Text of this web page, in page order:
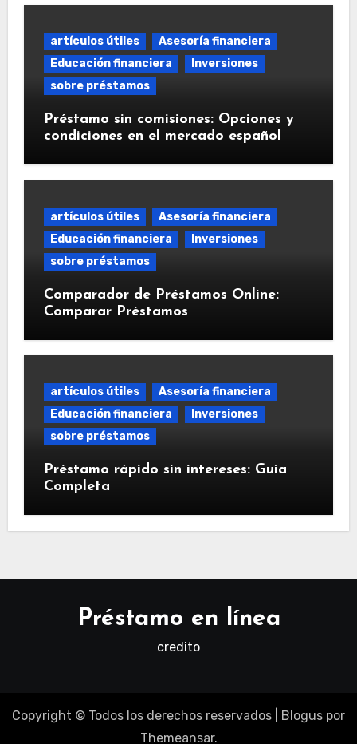
artículos útiles
Asesoría financiera
Educación financiera
Inversiones
sobre préstamos
Préstamo sin comisiones: Opciones y
condiciones en el mercado español
artículos útiles
Asesoría financiera
Educación financiera
Inversiones
sobre préstamos
Comparador de Préstamos Online:
Comparar Préstamos
artículos útiles
Asesoría financiera
Educación financiera
Inversiones
sobre préstamos
Préstamo rápido sin intereses: Guía
Completa
Préstamo en línea
credito
Copyright © Todos los derechos reservados Blogus por
Themeansar.